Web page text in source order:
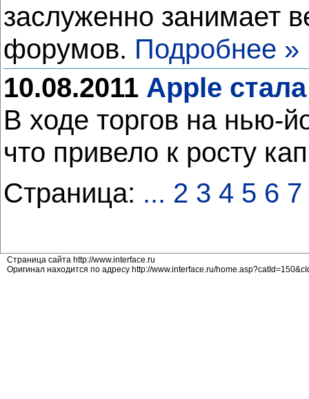
заслуженно занимает
форумов. Подробнее »
10.08.2011 Apple
В ходе торгов на нью-
что привело к росту
Страница: ... 2 3 4 5 6 7
Страница сайта http://www.interface.ru
Оригинал находится по адресу http://www.interface.ru/